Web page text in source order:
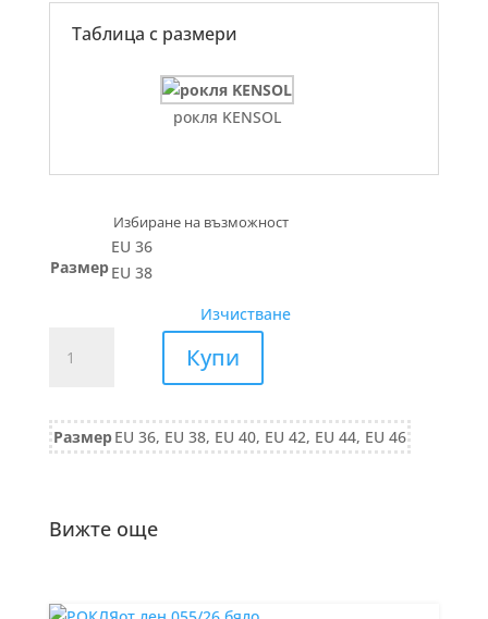
Таблица с размери
рокля KENSOL
Размер
EU 36
EU 38
Изчистване
788/25
Купи
РазмерEU 36, EU 38, EU 40, EU 42, EU 44, EU 46
Вижте още